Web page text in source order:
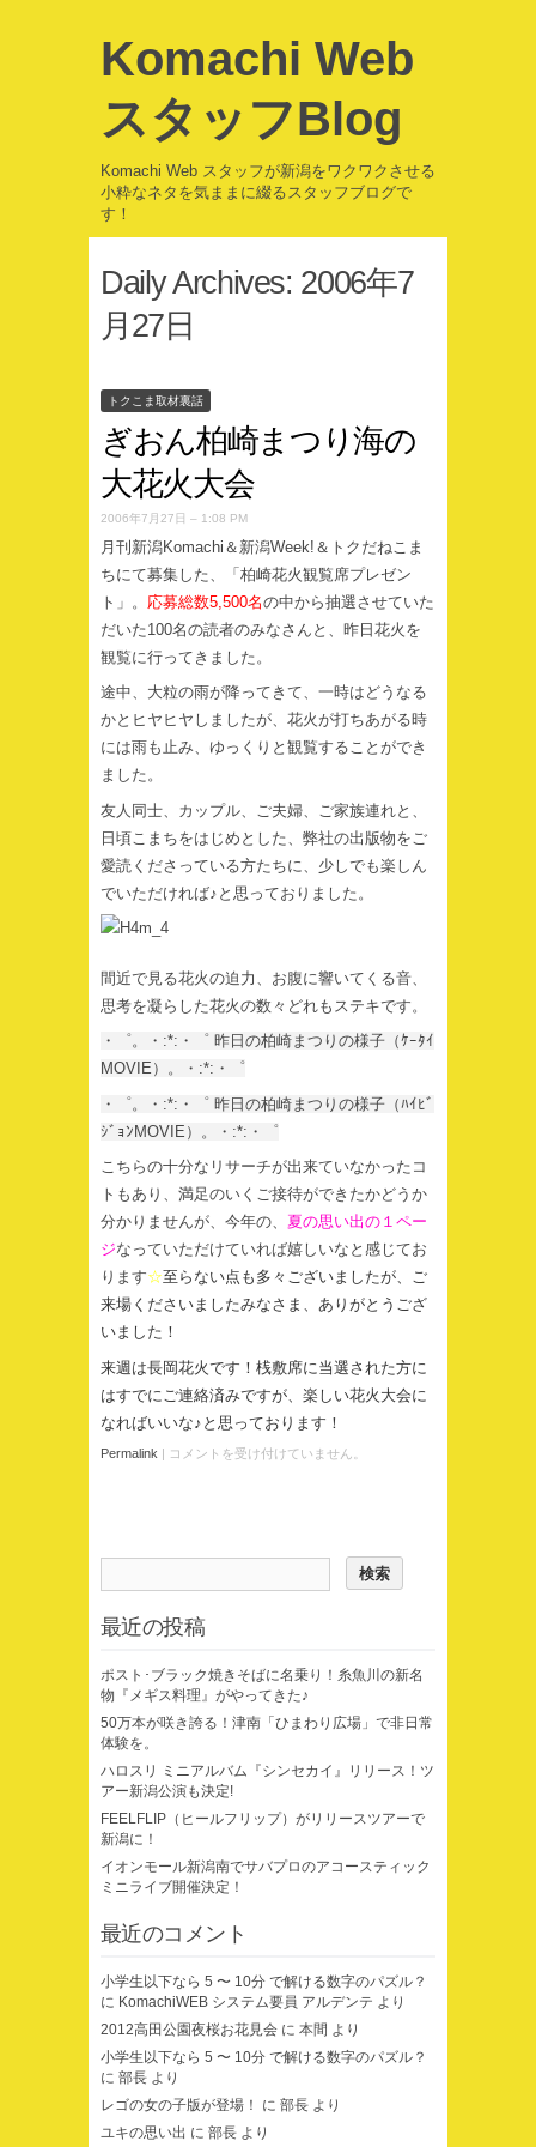
Komachi Web
スタッフBlog
Komachi Web スタッフが新潟をワクワクさせる
小粋なネタを気ままに綴るスタッフブログで
す！
Daily Archives: 2006年7
月27日
トクこま取材裏話
ぎおん柏崎まつり海の
大花火大会
2006年7月27日 – 1:08 PM
月刊新潟Komachi＆新潟Week!＆トクだねこま
ちにて募集した、「柏崎花火観覧席プレゼン
ト」。 応募総数5,500名の中から抽選させていた
だいた100名の読者のみなさんと、昨日花火を
観覧に行ってきました。
途中、大粒の雨が降ってきて、一時はどうなる
かとヒヤヒヤしましたが、花火が打ちあがる時
には雨も止み、ゆっくりと観覧することができ
ました。
友人同士、カップル、ご夫婦、ご家族連れと、
日頃こまちをはじめとした、弊社の出版物をご
愛読くださっている方たちに、少しでも楽しん
でいただければ♪と思っておりました。
間近で見る花火の迫力、お腹に響いてくる音、
思考を凝らした花火の数々どれもステキです。
・゜。・:*:・゜ 昨日の柏崎まつりの様子（ｹｰﾀｲ
MOVIE）。・:*:・゜
・゜。・:*:・゜ 昨日の柏崎まつりの様子（ﾊｲﾋﾞ
ｼﾞｮﾝMOVIE）。・:*:・゜
こちらの十分なリサーチが出来ていなかったコ
トもあり、満足のいくご接待ができたかどうか
分かりませんが、今年の、 夏の思い出の１ペー
ジなっていただけていれば嬉しいなと感じてお
ります☆至らない点も多々ございましたが、ご
来場くださいましたみなさま、ありがとうござ
いました！
来週は長岡花火です！桟敷席に当選された方に
はすでにご連絡済みですが、楽しい花火大会に
なればいいな♪と思っております！
Permalink | コメントを受け付けていません。
最近の投稿
ポスト･ブラック焼きそばに名乗り！糸魚川の新名
物『メギス料理』がやってきた♪
50万本が咲き誇る！津南「ひまわり広場」で非日常
体験を。
ハロスリ ミニアルバム『シンセカイ』リリース！ツ
アー新潟公演も決定!
FEELFLIP（ヒールフリップ）がリリースツアーで
新潟に！
イオンモール新潟南でサバプロのアコースティック
ミニライブ開催決定！
最近のコメント
小学生以下なら 5 〜 10分 で解ける数字のパズル？
に KomachiWEB システム要員 アルデンテ より
2012高田公園夜桜お花見会 に 本間 より
小学生以下なら 5 〜 10分 で解ける数字のパズル？
に 部長 より
レゴの女の子版が登場！
に 部長 より
ユキの思い出 に 部長 より